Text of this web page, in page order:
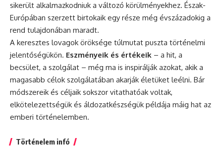
sikerült alkalmazkodniuk a változó körülményekhez. Észak-
Európában szerzett birtokaik egy része még évszázadokig a
rend tulajdonában maradt.
A keresztes lovagok öröksége túlmutat puszta történelmi
jelentőségükön. Eszményeik és értékeik – a hit, a
becsület, a szolgálat – még ma is inspirálják azokat, akik a
magasabb célok szolgálatában akarják életüket leélni. Bár
módszereik és céljaik sokszor vitathatóak voltak,
elkötelezettségük és áldozatkészségük példája máig hat az
emberi történelemben.
Történelem infó